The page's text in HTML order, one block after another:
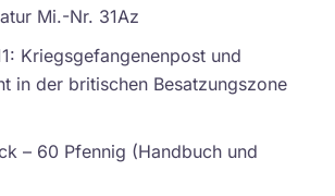
Mi.-Nr. 31Az
Kriegsgefangenenpost und
in der britischen Besatzungszone
– 60 Pfennig (Handbuch und